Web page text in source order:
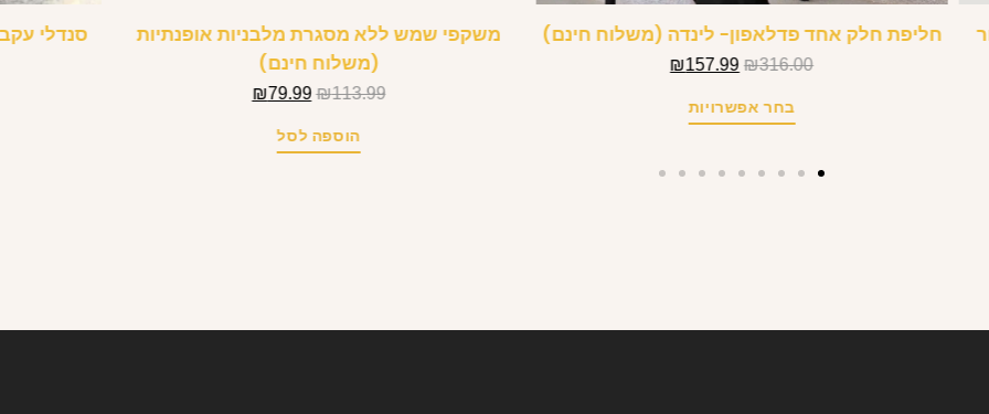
חליפת חלק אחד פדלאפון- לינדה (משלוח חינם)
₪316.00
₪157.99
בחר אפשרויות
משקפי שמש ללא מסגרת מלבניות אופנתיות
(משלוח חינם)
₪113.99
₪79.99
הוספה לסל
סנדלי